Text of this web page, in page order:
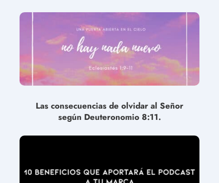
Las consecuencias de olvidar al Señor
según Deuteronomio 8:11.